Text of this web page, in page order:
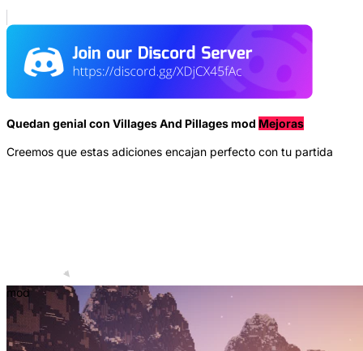
Quedan genial con Villages And Pillages mod Mejoras
Creemos que estas adiciones encajan perfecto con tu partida
mod